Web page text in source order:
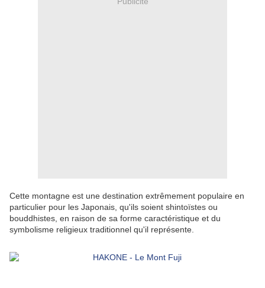
Cette montagne est une destination extrêmement populaire en
particulier pour les Japonais, qu'ils soient shintoïstes ou
bouddhistes, en raison de sa forme caractéristique et du
symbolisme religieux traditionnel qu'il représente.